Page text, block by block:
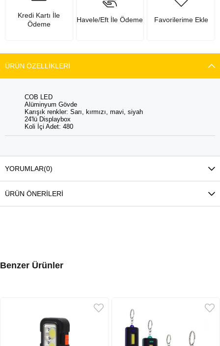
Kredi Kartı İle
Ödeme
Havele/Eft İle Ödeme Favorilerime Ekle
ÜRÜN ÖZELLIKLERI
COB LED
Alüminyum Gövde
Karışık renkler: Sarı, kırmızı, mavi, siyah
24'lü Displaybox
Koli İçi Adet: 480
YORUMLAR(0)
ÜRÜN ÖNERILERI
Benzer Ürünler